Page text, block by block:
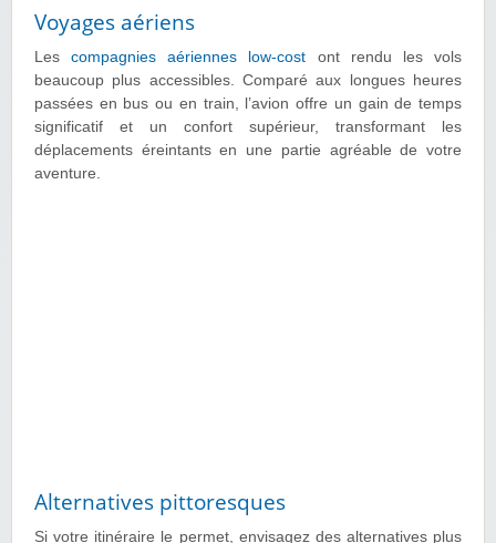
Voyages aériens
Lescompagnies aériennes low-cost ont rendu les vols
beaucoup plus accessibles. Comparé aux longues heures
passées en bus ou en train, l’avion offre un gain de temps
significatif et un confort supérieur, transformant les
déplacements éreintants en une partie agréable de votre
aventure.
Alternatives pittoresques
Si votre itinéraire le permet, envisagez des alternatives plus